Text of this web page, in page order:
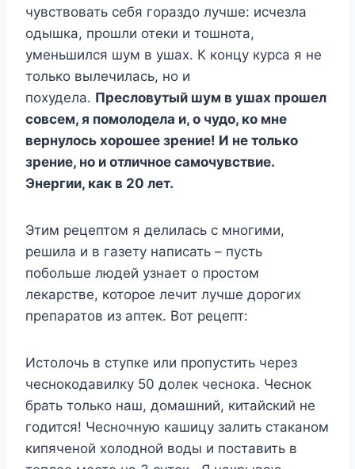
чувствовать себя гораздо лучше: исчезла
одышка, прошли отеки и тошнота,
уменьшился шум в ушах. К концу курса я не
только вылечилась, но и
похудела. Пресловутый шум в ушах прошел
совсем, я помолодела и, о чудо, ко мне
вернулось хорошее зрение! И не только
зрение, но и отличное самочувствие.
Энергии, как в 20 лет.
Этим рецептом я делилась с многими,
решила и в газету написать – пусть
побольше людей узнает о простом
лекарстве, которое лечит лучше дорогих
препаратов из аптек. Вот рецепт:
Истолочь в ступке или пропустить через
чеснокодавилку 50 долек чеснока. Чеснок
брать только наш, домашний, китайский не
годится! Чесночную кашицу залить стаканом
кипяченой холодной воды и поставить в